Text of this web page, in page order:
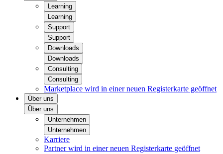
Learning
Learning
Support
Support
Downloads
Downloads
Consulting
Consulting
Marketplace wird in einer neuen Registerkarte geöffnet
Über uns
Über uns
Unternehmen
Unternehmen
Karriere
Partnerwird in einer neuen Registerkarte geöffnet